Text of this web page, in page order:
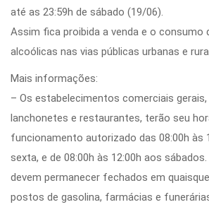
até as 23:59h de sábado (19/06).
Assim fica proibida a venda e o consumo
alcoólicas nas vias públicas urbanas e
Mais informações:
– Os estabelecimentos comerciais
lanchonetes e restaurantes, terão seu
funcionamento autorizado das 08:00h às
sexta, e de 08:00h às 12:00h aos
devem permanecer fechados em
postos de gasolina, farmácias e